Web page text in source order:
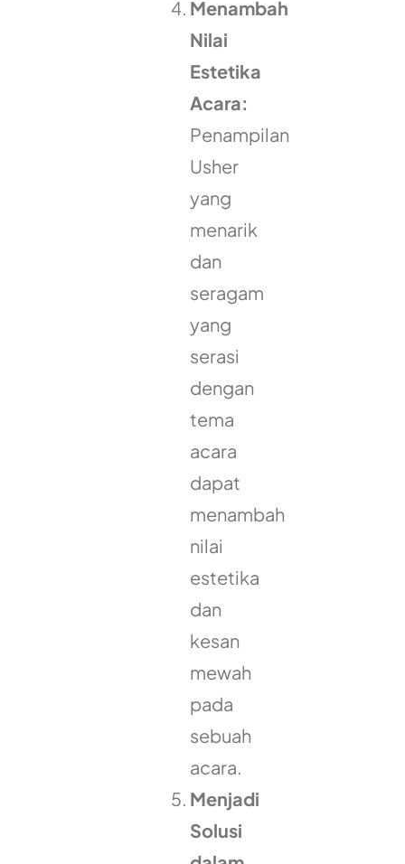
Menambah
Nilai
Estetika
Acara:
Penampilan
Usher
yang
menarik
dan
seragam
yang
serasi
dengan
tema
acara
dapat
menambah
nilai
estetika
dan
kesan
mewah
pada
sebuah
acara.
Menjadi
Solusi